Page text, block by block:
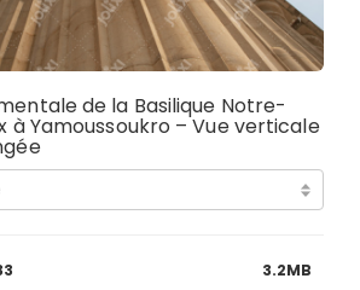
de la Basilique Notre-
à Yamoussoukro – Vue verticale
3.2MB